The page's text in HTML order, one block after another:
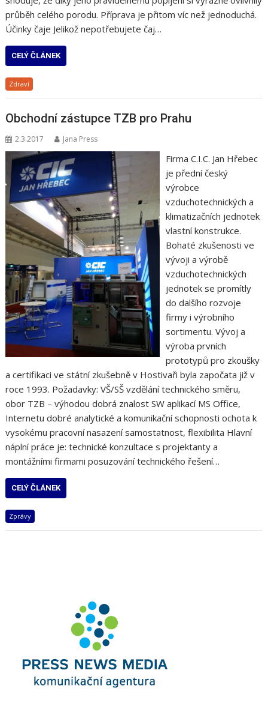
průběh celého porodu. Příprava je přitom víc než jednoduchá.
Účinky čaje Jelikož nepotřebujete čaj…
CELÝ ČLÁNEK
Zdraví
Obchodní zástupce TZB pro Prahu
2.3.2017 Jana Press
Firma C.I.C. Jan Hřebec
je přední český
výrobce
vzduchotechnických a
klimatizačních jednotek
vlastní konstrukce.
Bohaté zkušenosti ve
vývoji a výrobě
vzduchotechnických
jednotek se promítly
do dalšího rozvoje
firmy i výrobního
sortimentu. Vývoj a
výroba prvních
prototypů pro zkoušky
a certifikaci ve státní zkušebně v Hostivaři byla započata již v
roce 1993. Požadavky: VŠ/SŠ vzdělání technického směru,
obor TZB – výhodou dobrá znalost SW aplikací MS Office,
Internetu dobré analytické a komunikační schopnosti ochota k
vysokému pracovní nasazení samostatnost, flexibilita Hlavní
náplní práce je: technické konzultace s projektanty a
montážními firmami posuzování technického řešení…
CELÝ ČLÁNEK
Zprávy